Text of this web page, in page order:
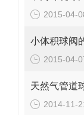
2015-04-
小体积球阀
2015-04-
天然气管道
2014-11-